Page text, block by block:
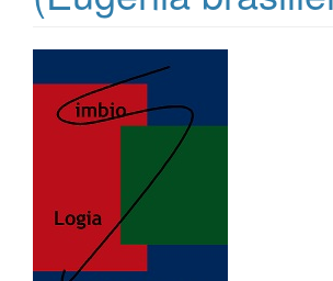
lateral